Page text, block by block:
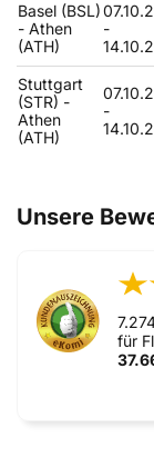
Basel (BSL)
- Athen
(ATH)
-
Stuttgart
(STR) -
Athen
(ATH)
-
Unsere
für